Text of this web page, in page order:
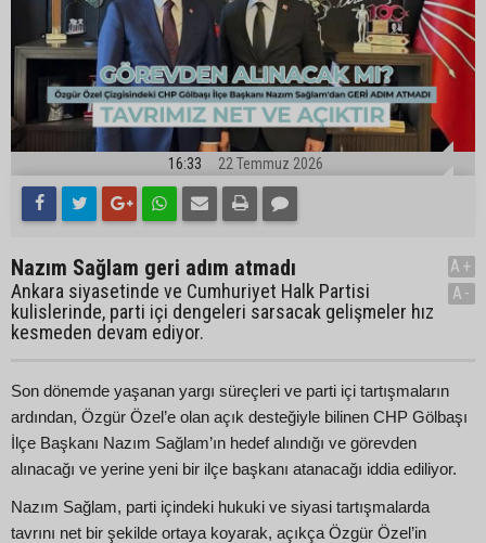
16:33 22 Temmuz 2026
Nazım Sağlam geri adım atmadı
Ankara siyasetinde ve Cumhuriyet Halk Partisi
kulislerinde, parti içi dengeleri sarsacak gelişmeler hız
kesmeden devam ediyor.
A+
A-
Son dönemde yaşanan yargı süreçleri ve parti içi tartışmaların
ardından, Özgür Özel’e olan açık desteğiyle bilinen CHP Gölbaşı
İlçe Başkanı Nazım Sağlam’ın hedef alındığı ve görevden
alınacağı ve yerine yeni bir ilçe başkanı atanacağı iddia ediliyor.
Nazım Sağlam, parti içindeki hukuki ve siyasi tartışmalarda
tavrını net bir şekilde ortaya koyarak, açıkça Özgür Özel’in